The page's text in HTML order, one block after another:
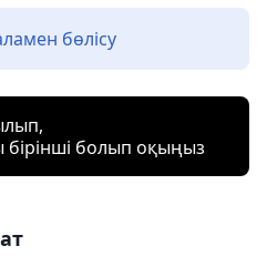
бөлісу
болып оқыңыз